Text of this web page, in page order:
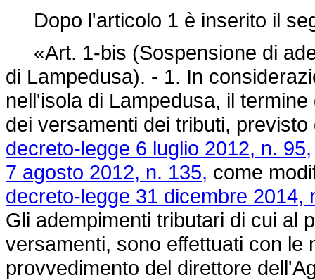
Dopo l'articolo 1 è inserito il
«Art. 1-bis (Sospensione di
di Lampedusa). - 1. In
nell'isola di Lampedusa, il
dei versamenti dei tributi,
decreto-legge 6 luglio 2012, n. 95,
7 agosto 2012, n. 135, come
decreto-legge 31 dicembre 2014,
Gli adempimenti tributari di cui al
versamenti, sono effettuati con le
provvedimento del direttore